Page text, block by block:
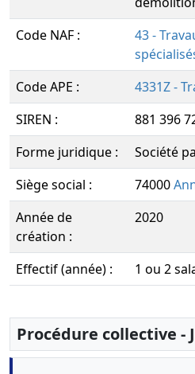
Code NAF :
43 -
Code APE :
4331Z -
SIREN :
881 396
Forme juridique :
Société
Siège social :
74000
Année de
création :
2020
Effectif (année) : 1 ou 2
Procédure collective -